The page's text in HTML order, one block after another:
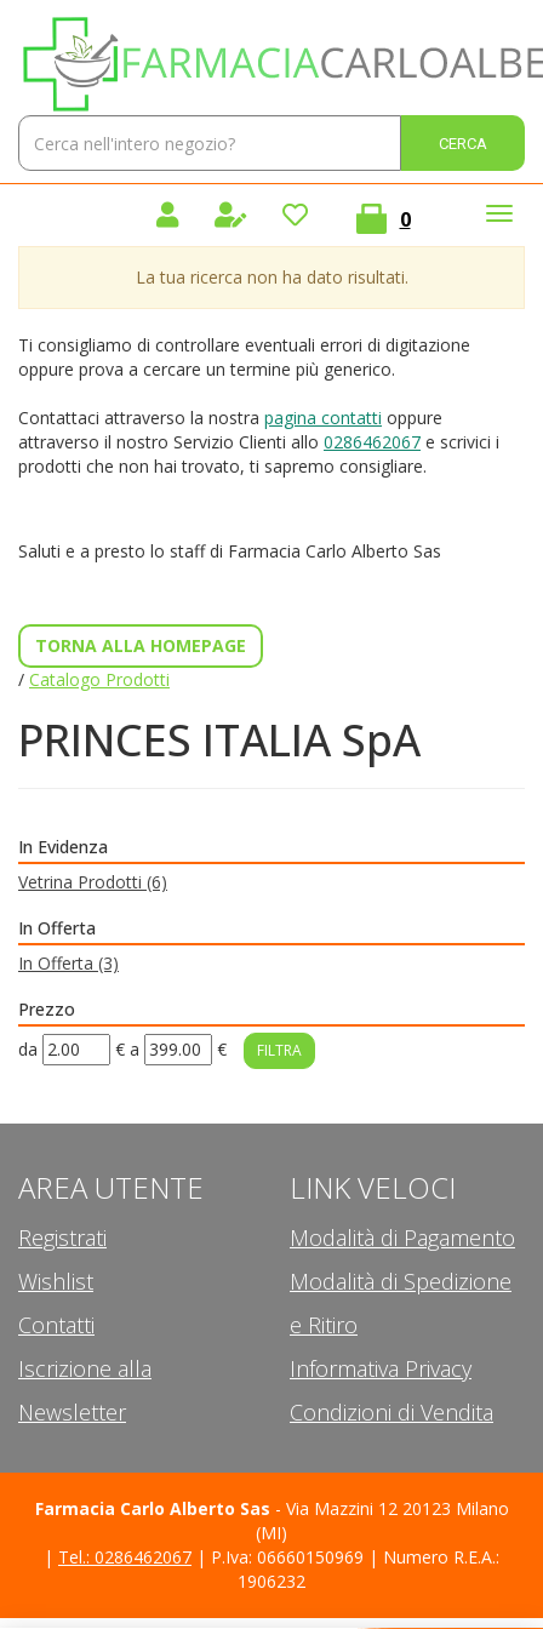
contenuto
principale
Farmacia
Carlo
Alberto
Cerca
Prodotto
0prodotti
inseriti
La tua ricerca non ha dato risultati.
Ti consigliamo di controllare eventuali errori di digitazione
oppure prova a cercare un termine più generico.
Contattaci attraverso la nostra pagina contatti oppure
attraverso il nostro Servizio Clienti allo 0286462067 e scrivici i
prodotti che non hai trovato, ti sapremo consigliare.
Saluti e a presto lo staff di Farmacia Carlo Alberto Sas
TORNA ALLA HOMEPAGE
/ Catalogo Prodotti
PRINCES ITALIA SpA
In Evidenza
Vetrina Prodotti (6)
In Offerta
In Offerta (3)
Prezzo
filtra
da € filtra
a €
AREA UTENTE
Registrati
Wishlist
Contatti
Iscrizione alla
Newsletter
LINK VELOCI
Modalità di Pagamento
Modalità di Spedizione
e Ritiro
Informativa Privacy
Condizioni di Vendita
Farmacia Carlo Alberto Sas - Via Mazzini 12 20123 Milano
(MI)
| Tel.: 0286462067 | P.Iva: 06660150969 | Numero R.E.A.:
1906232